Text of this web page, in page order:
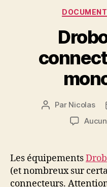
Auteur
Par Nicolas
Les équipements
(et nombreux sur
connecteurs.